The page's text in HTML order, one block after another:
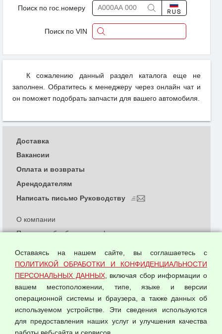
Поиск по гос.номеру
Поиск по VIN
К сожалению данный раздел каталога еще не
заполнен. Обратитесь к менеджеру через онлайн чат и
он поможет подобрать запчасти для вашего автомобиля.
© 2026 ООО "Феникс"
О компании
Политика обработки и конфиденциальности
Согласием на обработку персональных данных
Оферта оптовой купли-продажи
Публичная оферта
Доставка
Вакансии
Оплата и возвраты
Арендодателям
Написать письмо Руководству
Оставаясь на нашем сайте, вы соглашаетесь с
ПОЛИТИКОЙ ОБРАБОТКИ И КОНФИДЕНЦИАЛЬНОСТИ
ПЕРСОНАЛЬНЫХ ДАННЫХ, включая сбор информации о
вашем местоположении, типе, языке и версии
операционной системы и браузера, а также данных об
используемом устройстве. Эти сведения используются
для предоставления наших услуг и улучшения качества